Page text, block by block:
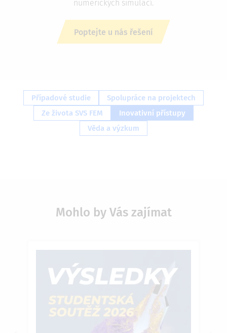
numerických simulací.
Poptejte u nás řešení
Případové studie
Spolupráce na projektech
Ze života SVS FEM
Inovativní přístupy
Věda a výzkum
Mohlo by Vás zajímat